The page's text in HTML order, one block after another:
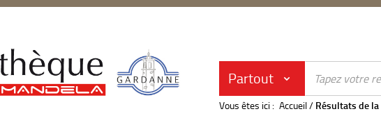
Partout
Vous êtes ici : Accueil/ Résultats de